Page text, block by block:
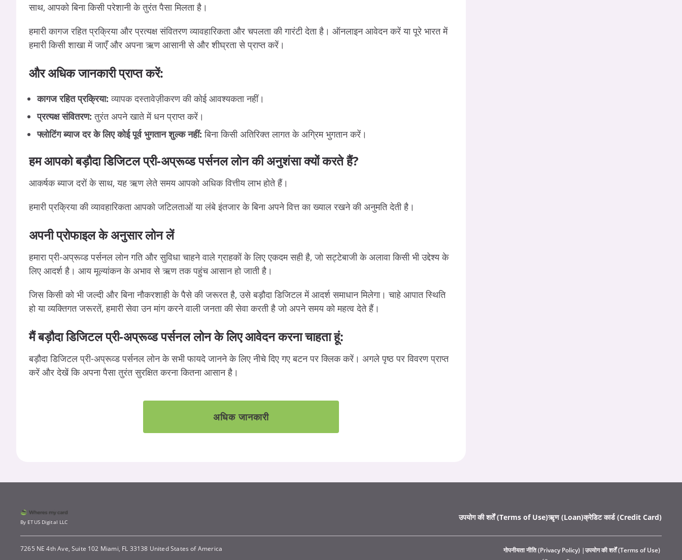
साथ, आपको बिना किसी परेशानी के तुरंत पैसा मिलता है।
हमारी कागज रहित प्रक्रिया और प्रत्यक्ष संवितरण व्यावहारिकता और चपलता की गारंटी देता है। ऑनलाइन आवेदन करें या पूरे भारत में
हमारी किसी शाखा में जाएँ और अपना ऋण आसानी से और शीघ्रता से प्राप्त करें।
और अधिक जानकारी प्राप्त करें:
कागज रहित प्रक्रिया: व्यापक दस्तावेज़ीकरण की कोई आवश्यकता नहीं।
प्रत्यक्ष संवितरण: तुरंत अपने खाते में धन प्राप्त करें।
फ्लोटिंग ब्याज दर के लिए कोई पूर्व भुगतान शुल्क नहीं: बिना किसी अतिरिक्त लागत के अग्रिम भुगतान करें।
हम आपको बड़ौदा डिजिटल प्री-अप्रूव्ड पर्सनल लोन की अनुशंसा क्यों करते हैं?
आकर्षक ब्याज दरों के साथ, यह ऋण लेते समय आपको अधिक वित्तीय लाभ होते हैं।
हमारी प्रक्रिया की व्यावहारिकता आपको जटिलताओं या लंबे इंतजार के बिना अपने वित्त का ख्याल रखने की अनुमति देती है।
अपनी प्रोफाइल के अनुसार लोन लें
हमारा प्री-अप्रूव्ड पर्सनल लोन गति और सुविधा चाहने वाले ग्राहकों के लिए एकदम सही है, जो सट्टेबाजी के अलावा किसी भी उद्देश्य के
लिए आदर्श है। आय मूल्यांकन के अभाव से ऋण तक पहुंच आसान हो जाती है।
जिस किसी को भी जल्दी और बिना नौकरशाही के पैसे की जरूरत है, उसे बड़ौदा डिजिटल में आदर्श समाधान मिलेगा। चाहे आपात स्थिति
हो या व्यक्तिगत जरूरतें, हमारी सेवा उन मांग करने वाली जनता की सेवा करती है जो अपने समय को महत्व देते हैं।
मैं बड़ौदा डिजिटल प्री-अप्रूव्ड पर्सनल लोन के लिए आवेदन करना चाहता हूं:
बड़ौदा डिजिटल प्री-अप्रूव्ड पर्सनल लोन के सभी फायदे जानने के लिए नीचे दिए गए बटन पर क्लिक करें। अगले पृष्ठ पर विवरण प्राप्त
करें और देखें कि अपना पैसा तुरंत सुरक्षित करना कितना आसान है।
अधिक जानकारी
By ETUS Digital LLC उपयोग की शर्तें (Terms of Use)ऋृण (Loan)क्रेडिट कार्ड (Credit Card)
7265 NE 4th Ave, Suite 102 Miami, FL 33138 United States of America
गोपनीयता नीति (Privacy Policy) उपयोग की शर्तें (Terms of Use)